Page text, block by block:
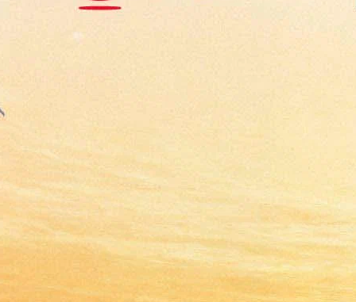
Афиша Plus
Сценарист "Войны миров"
поможет Кэмерону снять
продолжение "Аватара"